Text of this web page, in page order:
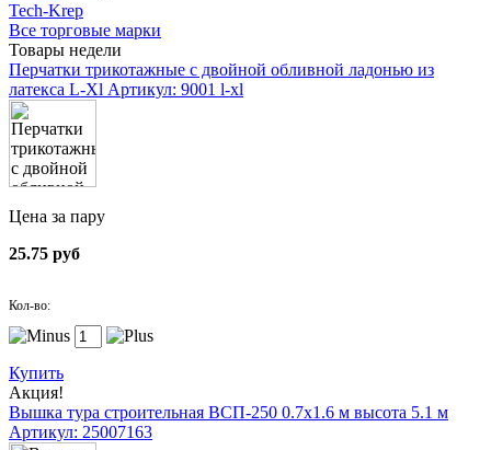
Tech-Krep
Все торговые марки
Товары недели
Перчатки трикотажные с двойной обливной ладонью из
латекса L-Xl Артикул: 9001 l-xl
Цена за пару
25.75 руб
Кол-во:
Купить
Акция!
Вышка тура строительная ВСП-250 0.7х1.6 м высота 5.1 м
Артикул: 25007163